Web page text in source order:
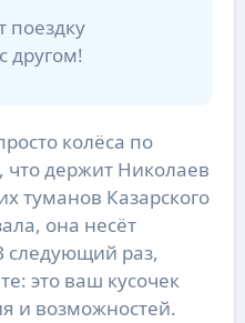
другом!
колёса по
что держит Николаев
туманов Казарского
она несёт
следующий раз,
это ваш кусочек
и возможностей.